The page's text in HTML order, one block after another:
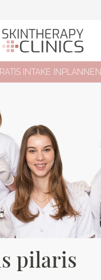
INTAKE INPLANNEN
pilaris